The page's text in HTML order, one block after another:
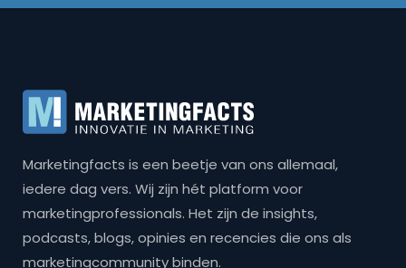
Marketingfacts is een beetje van ons allemaal,
iedere dag vers. Wij zijn hét platform voor
marketingprofessionals. Het zijn de insights,
podcasts, blogs, opinies en recencies die ons als
marketingcommunity binden.